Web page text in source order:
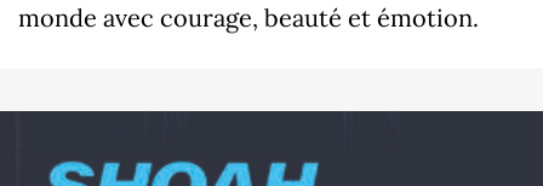
monde avec courage, beauté et émotion.